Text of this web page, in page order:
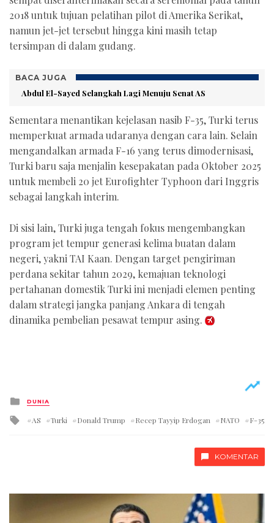
2018 untuk tujuan pelatihan pilot di Amerika Serikat,
namun jet-jet tersebut hingga kini masih tetap
tersimpan di dalam gudang.
BACA JUGA
Abdul El-Sayed Selangkah Lagi Menuju Senat AS
Sementara menantikan kejelasan nasib F-35, Turki terus
memperkuat armada udaranya dengan cara lain. Selain
mengandalkan armada F-16 yang terus dimodernisasi,
Turki baru saja menjalin kesepakatan pada Oktober 2025
untuk membeli 20 jet Eurofighter Typhoon dari Inggris
sebagai langkah interim.
Di sisi lain, Turki juga tengah fokus mengembangkan
program jet tempur generasi kelima buatan dalam
negeri, yakni TAI Kaan. Dengan target pengiriman
perdana sekitar tahun 2029, kemajuan teknologi
pertahanan domestik Turki ini menjadi elemen penting
dalam strategi jangka panjang Ankara di tengah
dinamika pembelian pesawat tempur asing.
Posted
in
DUNIA
Tagged
AS Turki Donald Trump Recep Tayyip Erdogan NATO F-35
KOMENTAR